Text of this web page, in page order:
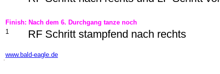
Finish: Nach dem 6. Durchgang tanze noch
1
RF Schritt stampfend nach rechts
www.bald-eagle.de